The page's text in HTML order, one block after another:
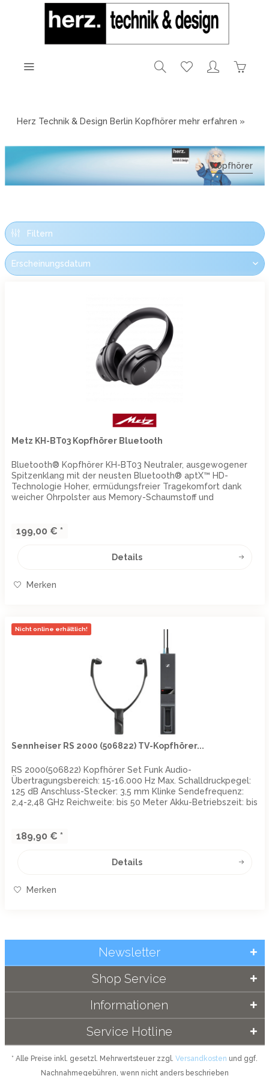
Herz Technik & Design Berlin Kopfhörer mehr erfahren »
Kopfhörer
Filtern
Metz KH-BT03 Kopfhörer Bluetooth
Bluetooth® Kopfhörer KH-BT03 Neutraler, ausgewogener
Spitzenklang mit der neusten Bluetooth® aptX™ HD-
Technologie Hoher, ermüdungsfreier Tragekomfort dank
weicher Ohrpolster aus Memory-Schaumstoff und
199,00 € *
Details
Merken
Nicht online erhältlich!
Sennheiser RS 2000 (506822) TV-Kopfhörer...
RS 2000(506822) Kopfhörer Set Funk Audio-
Übertragungsbereich: 15-16.000 Hz Max. Schalldruckpegel:
125 dB Anschluss-Stecker: 3,5 mm Klinke Sendefrequenz:
2,4-2,48 GHz Reichweite: bis 50 Meter Akku-Betriebszeit: bis
189,90 € *
Details
Merken
Service Hotline
Shop Service
Informationen
Newsletter
* Alle Preise inkl. gesetzl. Mehrwertsteuer zzgl. Versandkosten und ggf.
Nachnahmegebühren, wenn nicht anders beschrieben